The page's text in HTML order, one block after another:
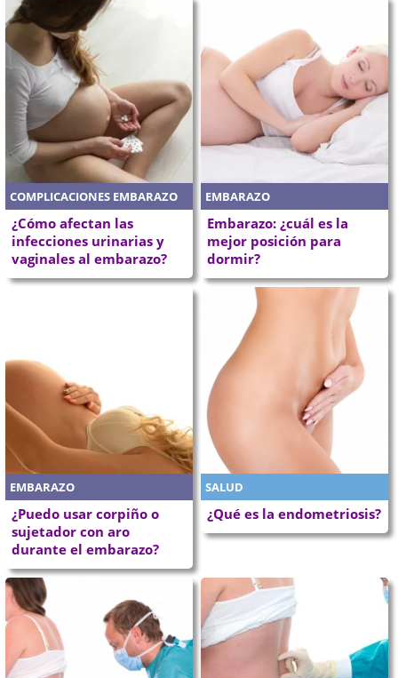
COMPLICACIONES EMBARAZO
¿Cómo afectan las
infecciones urinarias y
vaginales al embarazo?
EMBARAZO
Embarazo: ¿cuál es la
mejor posición para
dormir?
EMBARAZO
¿Puedo usar corpiño o
sujetador con aro
durante el embarazo?
SALUD
¿Qué es la endometriosis?